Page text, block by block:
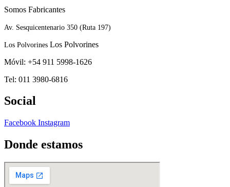
Somos Fabricantes
Av. Sesquicentenario 350 (Ruta 197)
Los Polvorines Los Polvorines
Móvil: +54 911 5998-1626
Tel: 011 3980-6816
Social
Facebook Instagram
Donde estamos